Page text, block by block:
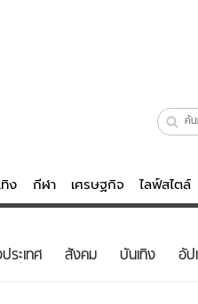
ง กีฬา เศรษฐกิจ ไลฟ์สไตล์
ง - ตรวจหวย ไ
ระเทศ สังคม บันเทิง อัป